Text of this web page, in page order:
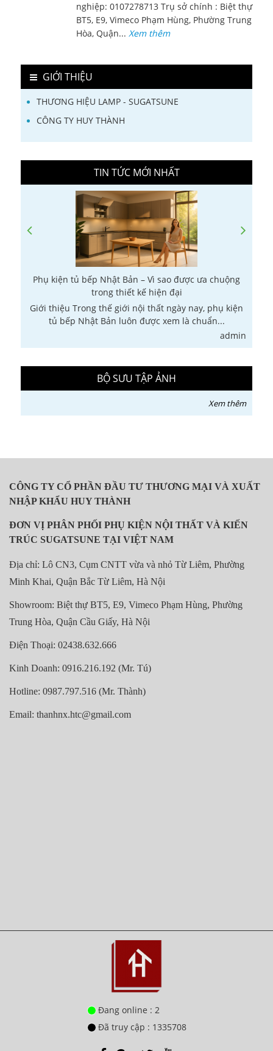
nghiệp: 0107278713 Trụ sở chính : Biệt thự
BT5, E9, Vimeco Phạm Hùng, Phường Trung
Hòa, Quận... Xem thêm
GIỚI THIỆU
THƯƠNG HIỆU LAMP - SUGATSUNE
CÔNG TY HUY THÀNH
TIN TỨC MỚI NHẤT
Phụ kiện tủ bếp Nhật Bản – Vì sao được ưa chuộng
trong thiết kế hiện đại
Giới thiệu Trong thế giới nội thất ngày nay, phụ kiện
tủ bếp Nhật Bản luôn được xem là chuẩn...
admin
BỘ SƯU TẬP ẢNH
Xem thêm
CÔNG TY CỔ PHẦN ĐẦU TƯ THƯƠNG MẠI VÀ XUẤT
NHẬP KHẨU HUY THÀNH
ĐƠN VỊ PHÂN PHỐI PHỤ KIỆN NỘI THẤT VÀ KIẾN
TRÚC SUGATSUNE TẠI VIỆT NAM
Địa chỉ: Lô CN3, Cụm CNTT vừa và nhỏ Từ Liêm, Phường
Minh Khai, Quận Bắc Từ Liêm, Hà Nội
Showroom: Biệt thự BT5, E9, Vimeco Phạm Hùng, Phường
Trung Hòa, Quận Cầu Giấy, Hà Nội
Điện Thoại: 02438.632.666
Kinh Doanh: 0916.216.192 (Mr. Tú)
Hotline: 0987.797.516 (Mr. Thành)
Email: thanhnx.htc@gmail.com
Đang online : 2
Đã truy cập : 1335708